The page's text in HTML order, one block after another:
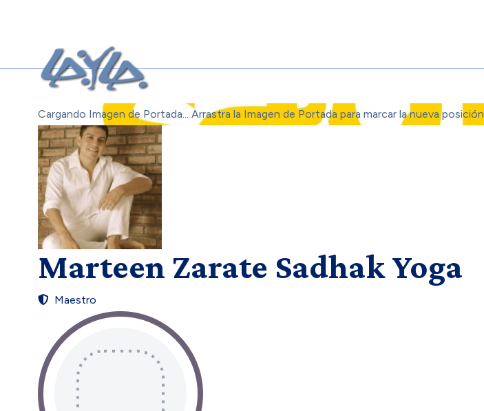
Cargando Imagen de Portada... Arrastra la Imagen de Portada para marcar la nueva posición
Marteen Zarate Sadhak Yoga
Maestro